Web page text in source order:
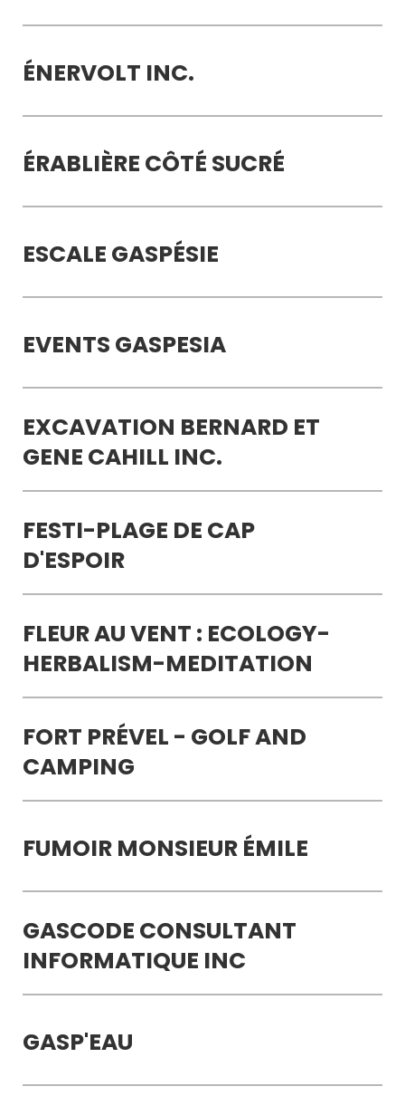
ÉNERVOLT INC.
ÉRABLIÈRE CÔTÉ SUCRÉ
ESCALE GASPÉSIE
EVENTS GASPESIA
EXCAVATION BERNARD ET
GENE CAHILL INC.
FESTI-PLAGE DE CAP
D'ESPOIR
FLEUR AU VENT : ECOLOGY-
HERBALISM-MEDITATION
FORT PRÉVEL - GOLF AND
CAMPING
FUMOIR MONSIEUR ÉMILE
GASCODE CONSULTANT
INFORMATIQUE INC
GASP'EAU